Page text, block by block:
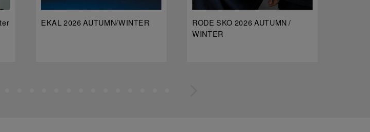
EKAL 2026 AUTUMN/WINTER
RODE SKO 2026 AUTUMN /
WINTER